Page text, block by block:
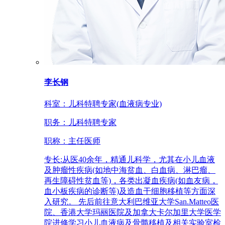
李长钢
科室： 儿科特聘专家(血液病专业)
职务： 儿科特聘专家
职称： 主任医师
专长:从医40余年，精通儿科学，尤其在小儿血液
及肿瘤性疾病(如地中海贫血、白血病、淋巴瘤、
再生障碍性贫血等)，各类出凝血疾病(如血友病，
血小板疾病的诊断等)及造血干细胞移植等方面深
入研究。 先后前往意大利巴维亚大学San.Matteo医
院、香港大学玛丽医院及加拿大卡尔加里大学医学
院进修学习小儿血液病及骨髓移植及相关实验室检